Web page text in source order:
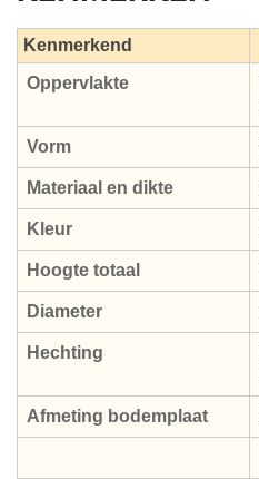
Kenmerkend
Oppervlakte
Vorm
Materiaal en dikte
Kleur
Hoogte totaal
Diameter
Hechting
Afmeting bodemplaat